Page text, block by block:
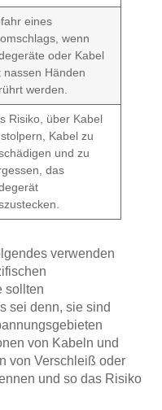
eines
wenn
oder Kabel
nassen Händen
werden.
Risiko, über Kabel
Kabel zu
und zu
das
verwenden
sollten
sei denn, sie sind
von Kabeln und
von Verschleiß oder
und so das Risiko